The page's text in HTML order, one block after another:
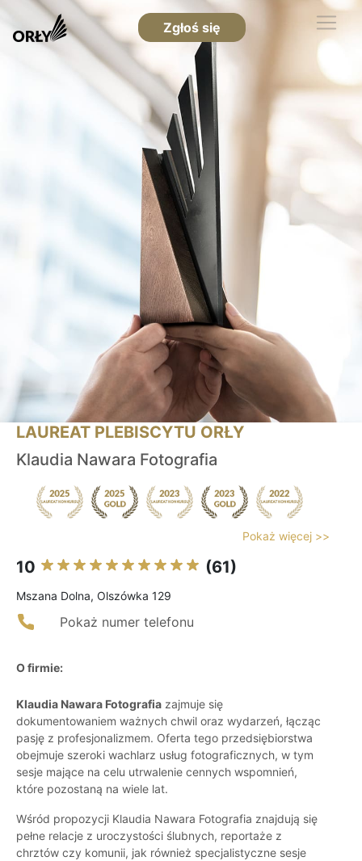
Zgłoś się
LAUREAT PLEBISCYTU ORŁY
Klaudia Nawara Fotografia
Pokaż więcej >>
10 (61)
Mszana Dolna, Olszówka 129
Pokaż numer telefonu
O firmie:
Klaudia Nawara Fotografia zajmuje się
dokumentowaniem ważnych chwil oraz wydarzeń, łącząc
pasję z profesjonalizmem. Oferta tego przedsiębiorstwa
obejmuje szeroki wachlarz usług fotograficznych, w tym
sesje mające na celu utrwalenie cennych wspomnień,
które pozostaną na wiele lat.
Wśród propozycji Klaudia Nawara Fotografia znajdują się
pełne relacje z uroczystości ślubnych, reportaże z
chrztów czy komunii, jak również specjalistyczne sesje